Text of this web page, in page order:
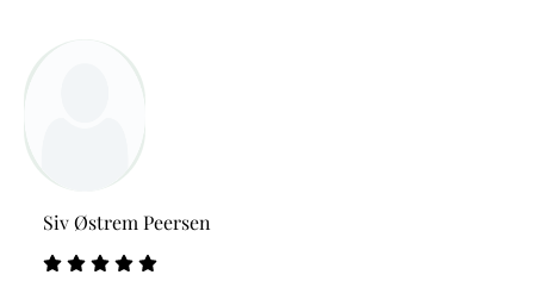
Siv Østrem Peersen